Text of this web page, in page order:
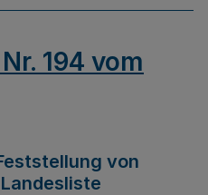
194 vom
von